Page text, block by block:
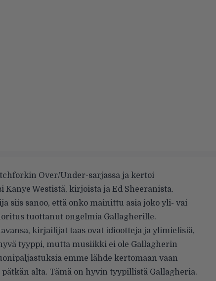
Over/Under-sarjassa ja kertoi
Kanye Westistä, kirjoista ja Ed Sheeranista.
siis sanoo, että onko mainittu asia joko yli- vai
tuottanut ongelmia Gallagherille.
kirjailijat taas ovat idiootteja ja ylimielisiä,
tyyppi, mutta musiikki ei ole Gallagherin
emme lähde kertomaan vaan
alta. Tämä on hyvin tyypillistä Gallagheria.